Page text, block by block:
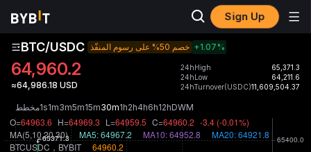
Sign Up
BTC/USDC خصم 50% على رسوم المنفّذ +1.07%
64,960.2
≈64,986.18 USD
24hHigh
65,371.3
24hLow
64,211.6
24hTurnover(USDC)11,609,504.37
مخطط1s1m3m5m15m30m1h2h4h6h12hDWM